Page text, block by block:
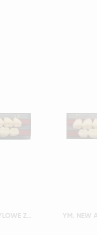
YM. NEW ACE FULL SET - AKRYLOWE ZĘBY SZTUCZNE - A3-O4